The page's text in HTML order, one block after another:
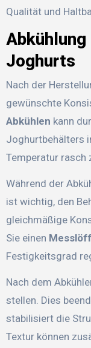
Qualität und
Joghurts
Nach der
gewünschte
Abkühlen kann
Joghurtbehälters
Temperatur rasch
Während der
ist wichtig, den
gleichmäßige
Sie einen
Festigkeitsgrad
Nach dem
stellen. Dies
stabilisiert die
Textur können